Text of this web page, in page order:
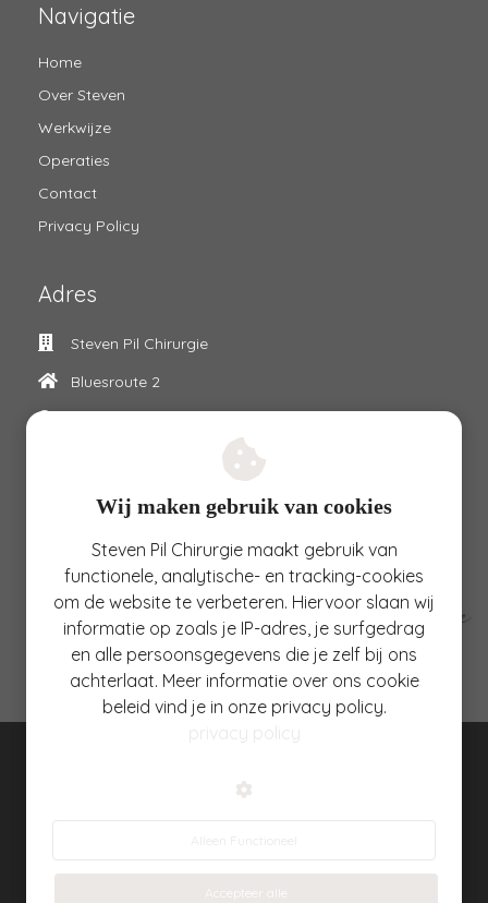
Navigatie
Home
Over Steven
Werkwijze
Operaties
Contact
Privacy Policy
Adres
Steven Pil Chirurgie
Bluesroute 2
info@stevenpilchirurgie.com
© Steven Pil Chirurgie
Wij maken gebruik van cookies
Steven Pil Chirurgie maakt gebruik van
functionele, analytische- en tracking-cookies
om de website te verbeteren. Hiervoor slaan wij
informatie op zoals je IP-adres, je surfgedrag
en alle persoonsgegevens die je zelf bij ons
achterlaat. Meer informatie over ons cookie
beleid vind je in onze privacy policy.
privacy policy
Alleen Functioneel
Accepteer alle